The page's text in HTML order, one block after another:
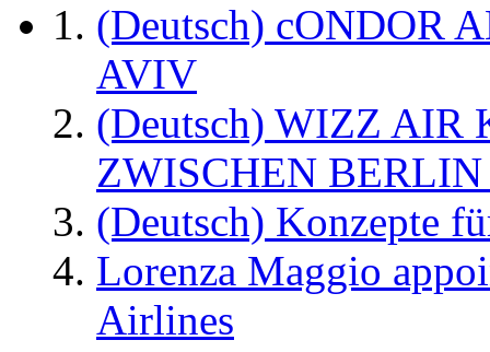
(Deutsch) cONDOR
AVIV
(Deutsch) WIZZ AIR
ZWISCHEN
(Deutsch) Konzepte
Lorenza Maggio
Airlines